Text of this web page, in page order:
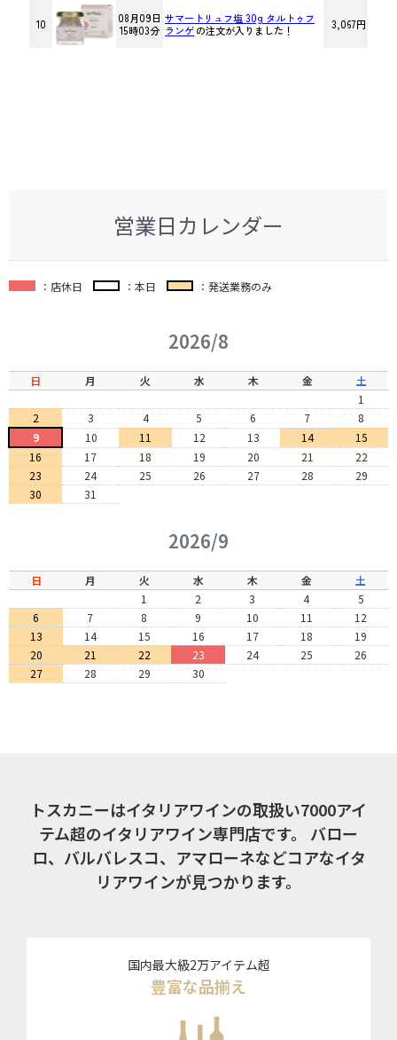
営業日カレンダー
：店休日 ：本日 ：発送業務のみ
2026/8
日 月 火 水 木 金
土
1
2
3 4 5 6 7
8
9
10 11 12 13 14
15
16
17 18 19 20 21
22
23
24 25 26 27 28
29
30
31
2026/9
日 月 火 水 木 金
土
1
2 3 4
5
6
7 8 9 10 11
12
13
14 15 16 17 18
19
20
21 22 23 24 25
26
27
28 29 30
トスカニーはイタリアワインの取扱い7000アイ
テム超のイタリアワイン専門店です。
バロー
ロ、バルバレスコ、アマローネなどコアなイタ
リアワインが見つかります。
国内最大級2万アイテム超
豊富な品揃え